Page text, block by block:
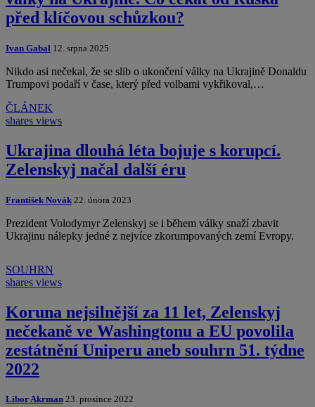
před klíčovou schůzkou?
Ivan Gabal 12. srpna 2025
Nikdo asi nečekal, že se slib o ukončení války na Ukrajině Donaldu
Trumpovi podaří v čase, který před volbami vykřikoval,…
ČLÁNEK
shares views
Ukrajina dlouhá léta bojuje s korupcí.
Zelenskyj načal další éru
František Novák 22. února 2023
Prezident Volodymyr Zelenskyj se i během války snaží zbavit
Ukrajinu nálepky jedné z nejvíce zkorumpovaných zemí Evropy.
SOUHRN
shares views
Koruna nejsilnější za 11 let, Zelenskyj
nečekaně ve Washingtonu a EU povolila
zestátnění Uniperu aneb souhrn 51. týdne
2022
Libor Akrman 23. prosince 2022